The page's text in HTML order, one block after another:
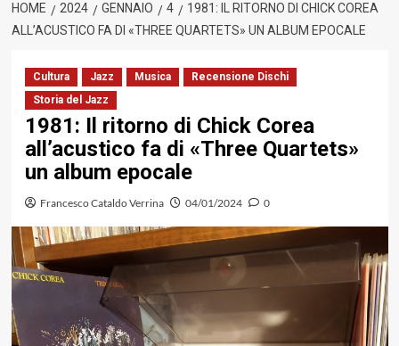
HOME 2024 GENNAIO 4
1981: IL RITORNO DI CHICK COREA
ALL’ACUSTICO FA DI «THREE QUARTETS» UN ALBUM EPOCALE
Cultura Jazz Musica
Recensione Dischi
Storia del Jazz
1981: Il ritorno di Chick Corea
all’acustico fa di «Three Quartets»
un album epocale
Francesco Cataldo Verrina 04/01/2024 0